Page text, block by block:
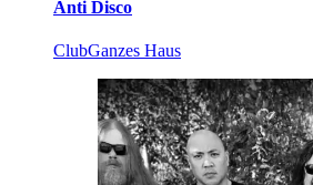
Anti Disco
ClubGanzes Haus